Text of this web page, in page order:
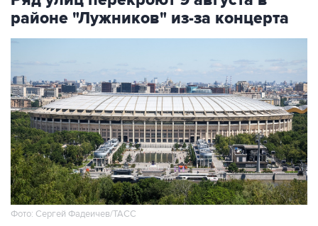
районе "Лужников" из-за концерта
Фото: Сергей Фадеичев/ТАСС